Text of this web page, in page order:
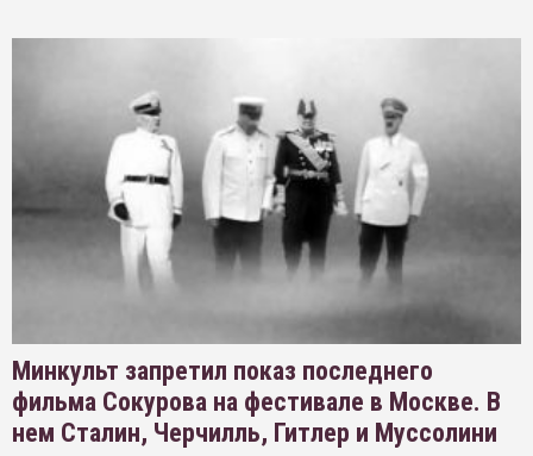
Минкульт запретил показ последнего
фильма Сокурова на фестивале в Москве. В
нем Сталин, Черчилль, Гитлер и Муссолини